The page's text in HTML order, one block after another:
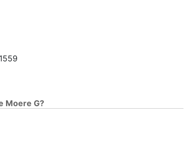
Moere G?